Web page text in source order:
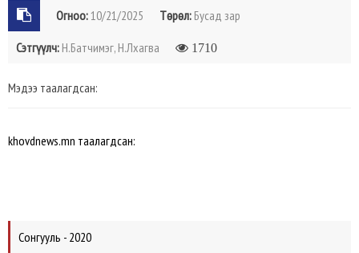
Огноо:10/21/2025 Төрөл: Бусад зар
Сэтгүүлч: Н.Батчимэг, Н.Лхагва 1710
Мэдээ таалагдсан:
khovdnews.mn таалагдсан:
Сонгууль - 2020